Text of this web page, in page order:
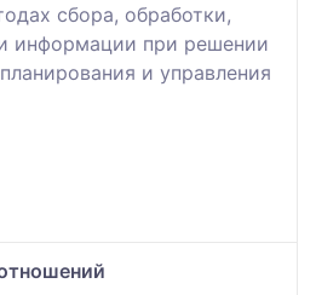
сбора, обработки,
информации при решении
и управления